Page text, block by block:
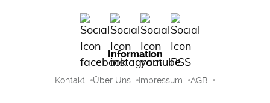
Information
Kontakt Über Uns Impressum AGB